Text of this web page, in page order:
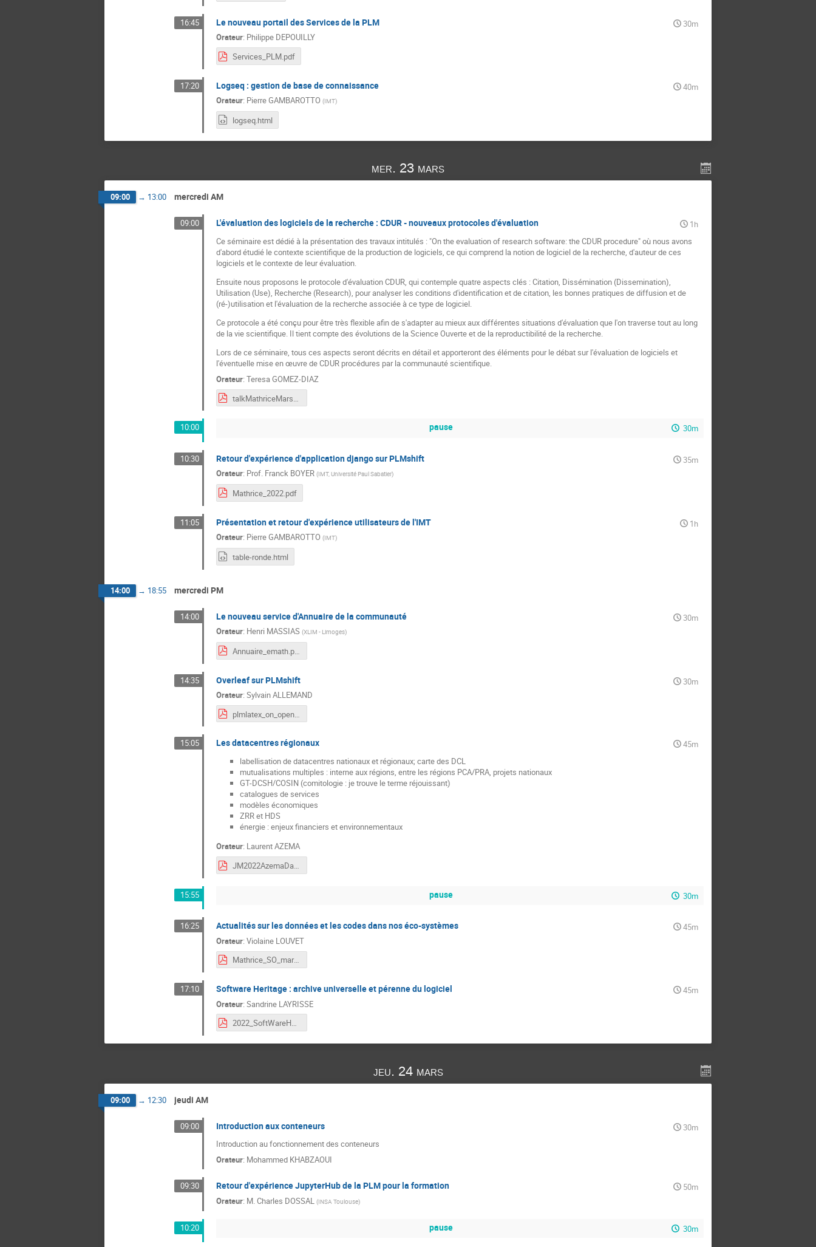
16:45 Le nouveau portail des Services de la PLM
30m
Orateur: Philippe DEPOUILLY
Services_PLM.pdf
17:20 Logseq : gestion de base de connaissance
40m
Orateur: Pierre GAMBAROTTO (IMT)
logseq.html
mer. 23 mars
09:00 → 13:00 mercredi AM
09:00 L'évaluation des logiciels de la recherche : CDUR - nouveaux protocoles d'évaluation
1h
Ce séminaire est dédié à la présentation des travaux intitulés : "On the evaluation of research software: the CDUR procedure" où nous avons
d'abord étudié le contexte scientifique de la production de logiciels, ce qui comprend la notion de logiciel de la recherche, d'auteur de ces
logiciels et le contexte de leur évaluation.
Ensuite nous proposons le protocole d'évaluation CDUR, qui contemple quatre aspects clés : Citation, Dissémination (Dissemination),
Utilisation (Use), Recherche (Research), pour analyser les conditions d'identification et de citation, les bonnes pratiques de diffusion et de
(ré-)utilisation et l'évaluation de la recherche associée à ce type de logiciel.
Ce protocole a été conçu pour être très flexible afin de s'adapter au mieux aux différentes situations d'évaluation que l'on traverse tout au long
de la vie scientifique. Il tient compte des évolutions de la Science Ouverte et de la reproductibilité de la recherche.
Lors de ce séminaire, tous ces aspects seront décrits en détail et apporteront des éléments pour le débat sur l'évaluation de logiciels et
l'éventuelle mise en œuvre de CDUR procédures par la communauté scientifique.
Orateur: Teresa GOMEZ-DIAZ
talkMathriceMars2022.pdf
10:00 pause 30m
10:30 Retour d'expérience d'application django sur PLMshift
35m
Orateur: Prof. Franck BOYER (IMT, Université Paul Sabatier)
Mathrice_2022.pdf
11:05 Présentation et retour d'expérience utilisateurs de l'IMT
1h
Orateur: Pierre GAMBAROTTO (IMT)
table-ronde.html
14:00 → 18:55 mercredi PM
14:00 Le nouveau service d'Annuaire de la communauté
30m
Orateur: Henri MASSIAS (XLIM - Limoges)
Annuaire_emath.pdf
14:35 Overleaf sur PLMshift
30m
Orateur: Sylvain ALLEMAND
plmlatex_on_openshift.pdf
15:05 Les datacentres régionaux
45m
labellisation de datacentres nationaux et régionaux; carte des DCL
mutualisations multiples : interne aux régions, entre les régions PCA/PRA, projets nationaux
GT-DCSH/COSIN (comitologie : je trouve le terme réjouissant)
catalogues de services
modèles économiques
ZRR et HDS
énergie : enjeux financiers et environnementaux
Orateur: Laurent AZEMA
JM2022AzemaDatacentresLabellises.pdf
15:55 pause 30m
16:25 Actualités sur les données et les codes dans nos éco-systèmes
45m
Orateur: Violaine LOUVET
Mathrice_SO_mars2022.pdf
17:10 Software Heritage : archive universelle et pérenne du logiciel
45m
Orateur: Sandrine LAYRISSE
2022_SoftWareHeritage_JM_IMT.pdf
jeu. 24 mars
09:00 → 12:30 jeudi AM
09:00 Introduction aux conteneurs
30m
Introduction au fonctionnement des conteneurs
Orateur: Mohammed KHABZAOUI
09:30 Retour d'expérience JupyterHub de la PLM pour la formation
50m
Orateur: M.Charles DOSSAL (INSA Toulouse)
10:20 pause 30m